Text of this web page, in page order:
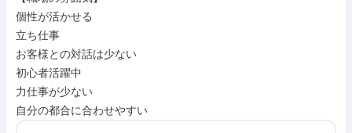
個性が活かせる
立ち仕事
お客様との対話は少ない
初心者活躍中
力仕事が少ない
自分の都合に合わせやすい